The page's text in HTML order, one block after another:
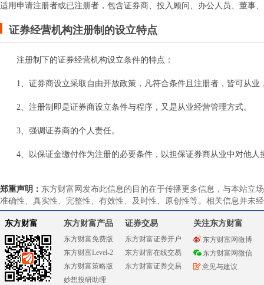
适用申请注册者或已注册者，包含证券商、投入顾问、办公人员、董事
证券经营机构注册制的设立特点
注册制下的证券经营机构设立条件的特点：
1、证券商设立采取自由开放政策，凡符合条件且注册者，皆可从
2、注册制即是证券商设立条件与程序，又是从业经营管理方式。
3、强调证券商的个人责任。
4、以保证金缴付作为注册的必要条件，以担保证券商从业中对他人
郑重声明： 东方财富网发布此信息的目的在于传播更多信息，与本站立
准确性、真实性、完整性、有效性、及时性、原创性等。相关信息并未
东方财富 东方财富产品
东方财富免费版
东方财富Level-2
东方财富策略版
妙想投研助理
证券交易
东方财富证券开户
东方财富在线交易
东方财富证券交易
关注东方财富
东方财富网微博
东方财富网微信
意见与建议